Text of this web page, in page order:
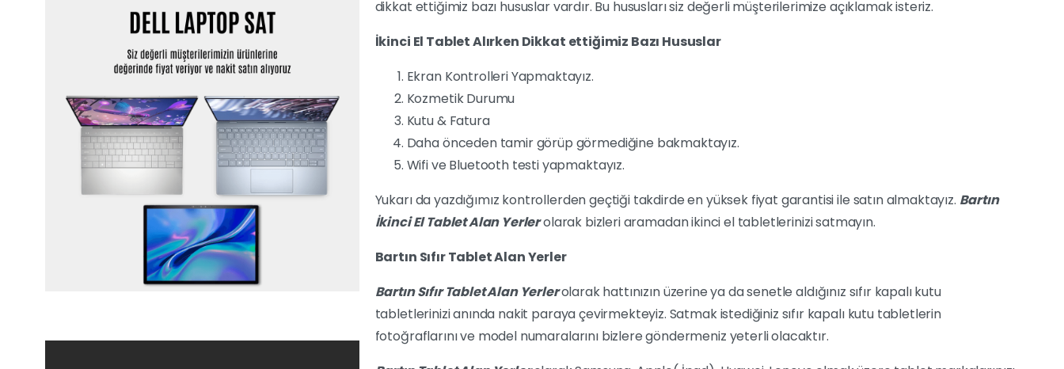
dikkat ettiğimiz bazı hususlar vardır. Bu hususları siz değerli müşterilerimize açıklamak isteriz.
İkinci El Tablet Alırken Dikkat ettiğimiz Bazı Hususlar
Ekran Kontrolleri Yapmaktayız.
Kozmetik Durumu
Kutu & Fatura
Daha önceden tamir görüp görmediğine bakmaktayız.
Wifi ve Bluetooth testi yapmaktayız.
Yukarı da yazdığımız kontrollerden geçtiği takdirde en yüksek fiyat garantisi ile satın almaktayız. Bartın
İkinci El Tablet Alan Yerlerolarak bizleri aramadan ikinci el tabletlerinizi satmayın.
Bartın Sıfır Tablet Alan Yerler
Bartın Sıfır Tablet Alan Yerlerolarak hattınızın üzerine ya da senetle aldığınız sıfır kapalı kutu
tabletlerinizi anında nakit paraya çevirmekteyiz. Satmak istediğiniz sıfır kapalı kutu tabletlerin
fotoğraflarını ve model numaralarını bizlere göndermeniz yeterli olacaktır.